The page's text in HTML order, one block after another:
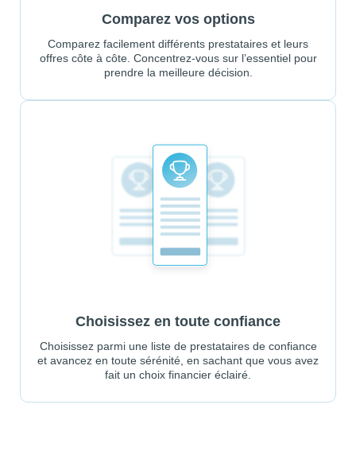
Comparez vos options
Comparez facilement différents prestataires et leurs
offres côte à côte. Concentrez-vous sur l’essentiel pour
prendre la meilleure décision.
Choisissez en toute confiance
Choisissez parmi une liste de prestataires de confiance
et avancez en toute sérénité, en sachant que vous avez
fait un choix financier éclairé.